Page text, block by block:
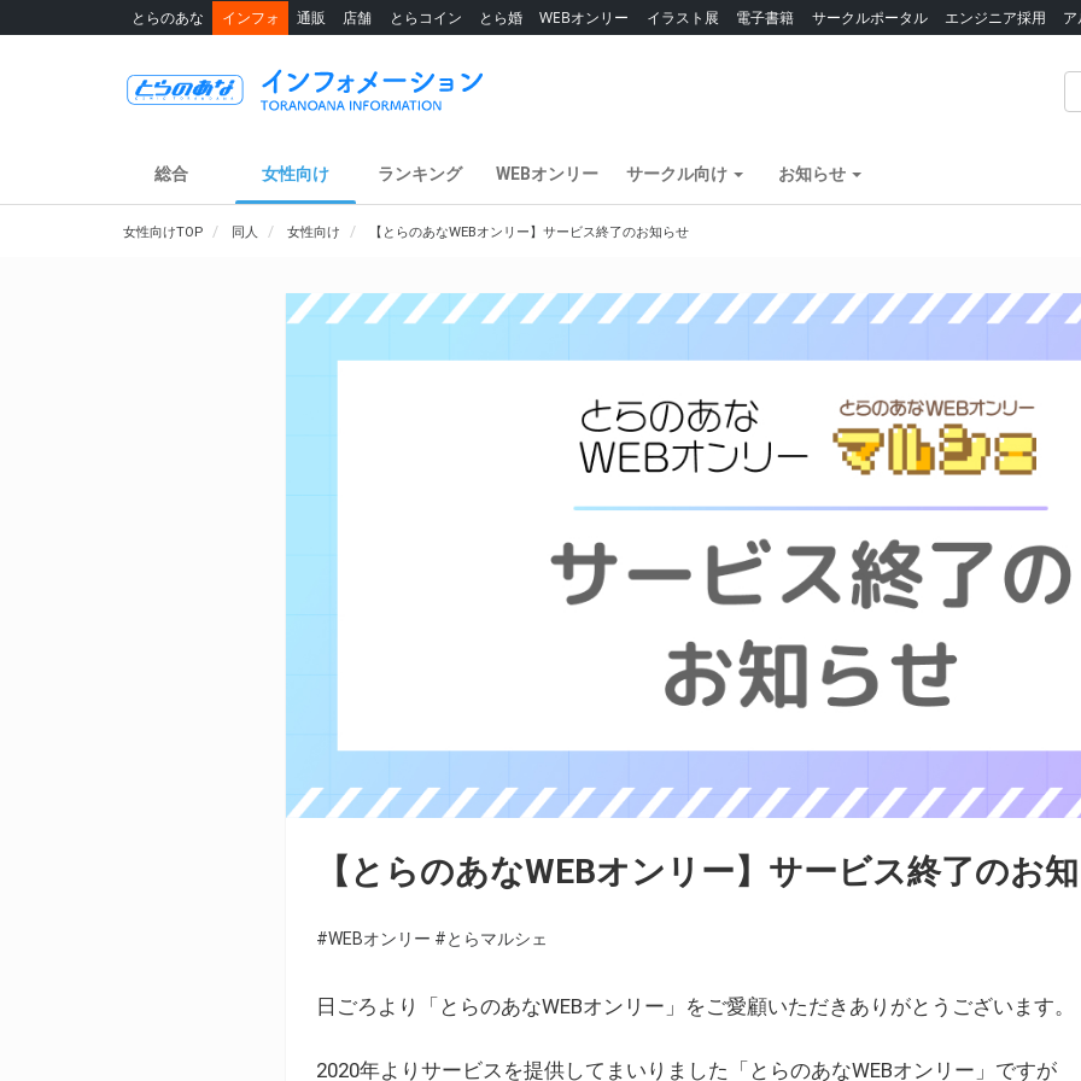
とらのあな インフォ 通販 店舗 とらコイン とら婚 WEBオンリー イラスト展 電子書籍 サークルポータル エンジニア採用
総合 女性向け ランキング WEBオンリー サークル向け お知らせ
女性向けTOP 同人 女性向け 【とらのあなWEBオンリー】サービス終了のお知らせ
【とらのあなWEBオンリー】サービス終了のお
#WEBオンリー #とらマルシェ
日ごろより「とらのあなWEBオンリー」をご愛顧いただきありがとうございます。
2020年よりサービスを提供してまいりました「とらのあなWEBオンリー」ですが